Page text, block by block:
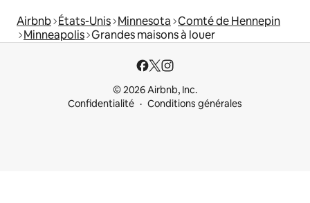
Airbnb États-Unis Minnesota Comté de Hennepin
Minneapolis Grandes maisons à louer
© 2026 Airbnb, Inc.
Confidentialité
Conditions générales